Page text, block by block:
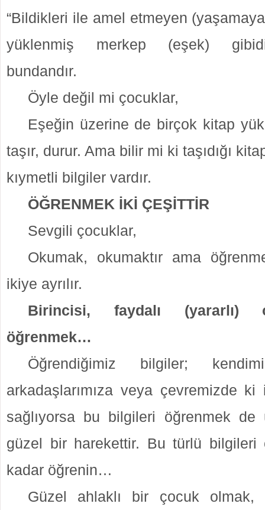
“Bildikleri ile amel etmeyen
yüklenmiş merkep (eşek)
bundandır.
Öyle değil mi çocuklar,
Eşeğin üzerine de birçok kitap
taşır, durur. Ama bilir mi ki taşıdığı
kıymetli bilgiler vardır.
ÖĞRENMEK İKİ ÇEŞİTTİR
Sevgili çocuklar,
Okumak, okumaktır ama
ikiye ayrılır.
Birincisi, faydalı (yararlı)
öğrenmek…
Öğrendiğimiz bilgiler;
arkadaşlarımıza veya çevremizde
sağlıyorsa bu bilgileri öğrenmek de
güzel bir harekettir. Bu türlü bilgileri
kadar öğrenin…
Güzel ahlaklı bir çocuk olmak,